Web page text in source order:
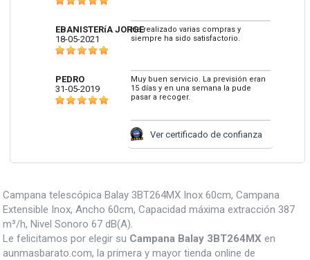
EBANISTERíA JORGE
18-05-2021
He realizado varias compras y
siempre ha sido satisfactorio.
PEDRO
31-05-2019
Muy buen servicio. La previsión eran
15 días y en una semana la pude
pasar a recoger.
Ver certificado de confianza
Campana telescópica Balay 3BT264MX Inox 60cm, Campana
Extensible Inox, Ancho 60cm, Capacidad máxima extracción 387
m³/h, Nivel Sonoro 67 dB(A).
Le felicitamos por elegir su Campana Balay 3BT264MX en
aunmasbarato.com, la primera y mayor tienda online de